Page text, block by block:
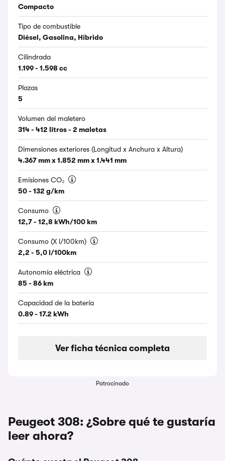
Compacto
Tipo de combustible
Diésel, Gasolina, Híbrido
Cilindrada
1.199 - 1.598 cc
Plazas
5
Volumen del maletero
314 - 412 litros - 2 maletas
Dimensiones exteriores (Longitud x Anchura x Altura)
4.367 mm x 1.852 mm x 1.441 mm
Emisiones CO₂
50 - 132 g/km
Consumo
12,7 - 12,8 kWh/100 km
Consumo (X l/100km)
2,2 - 5,0 l/100km
Autonomía eléctrica
85 - 86 km
Capacidad de la batería
0.89 - 17.2 kWh
Ver ficha técnica completa
Patrocinado
Peugeot 308: ¿Sobre qué te gustaría
leer ahora?